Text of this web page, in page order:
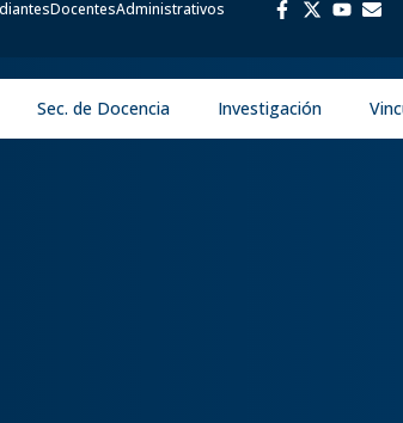
DocentesAdministrativos
Sec. de Docencia Investigación